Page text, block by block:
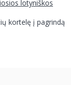
lotyniškos
kortelę į pagrindą